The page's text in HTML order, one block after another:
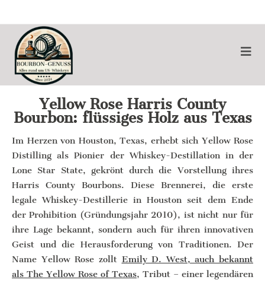
Yellow Rose Harris County
Bourbon: flüssiges Holz aus Texas
Im Herzen von Houston, Texas, erhebt sich Yellow Rose
Distilling als Pionier der Whiskey-Destillation in der
Lone Star State, gekrönt durch die Vorstellung ihres
Harris County Bourbons. Diese Brennerei, die erste
legale Whiskey-Destillerie in Houston seit dem Ende
der Prohibition (Gründungsjahr 2010), ist nicht nur für
ihre Lage bekannt, sondern auch für ihren innovativen
Geist und die Herausforderung von Traditionen. Der
Name Yellow Rose zollt Emily D. West, auch bekannt
als The Yellow Rose of Texas, Tribut – einer legendären